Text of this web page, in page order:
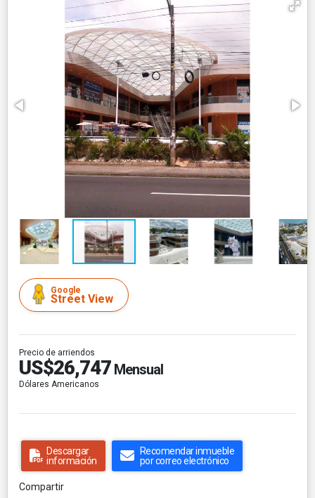
Google
Street View
Precio de arriendos
US$26,747 Mensual
Dólares Americanos
Descargar
información
Recomendar inmueble
por correo electrónico
Compartir